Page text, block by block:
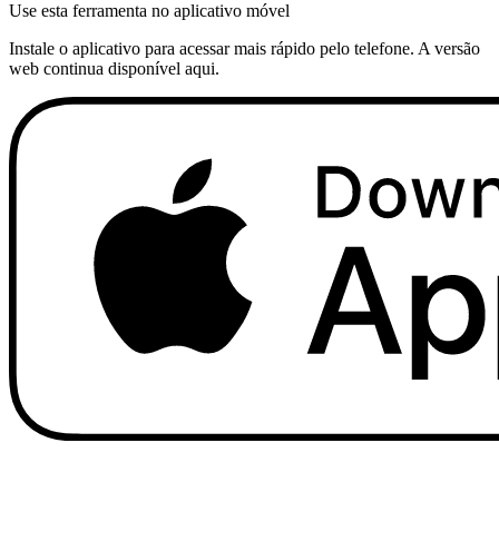
Use esta ferramenta no aplicativo móvel
Instale o aplicativo para acessar mais rápido pelo telefone. A versão
web continua disponível aqui.